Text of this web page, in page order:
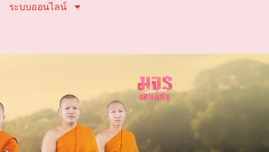
ระบบออนไลน์